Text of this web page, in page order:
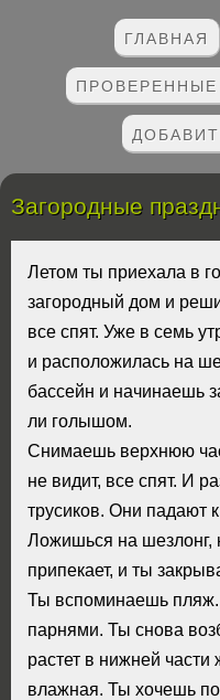
ГЛАВНАЯ
Загородные
Летом ты приехала в
загородный дом и
все спят. Уже в семь
и расположилась на
бассейн и начинаешь
ли голышом.
Снимаешь верхнюю
не видит, все спят. И
трусиков. Они падают
Ложишься на
припекает, и ты
Ты вспоминаешь пляж.
парнями. Ты снова
растет в нижней
влажная. Ты хочешь